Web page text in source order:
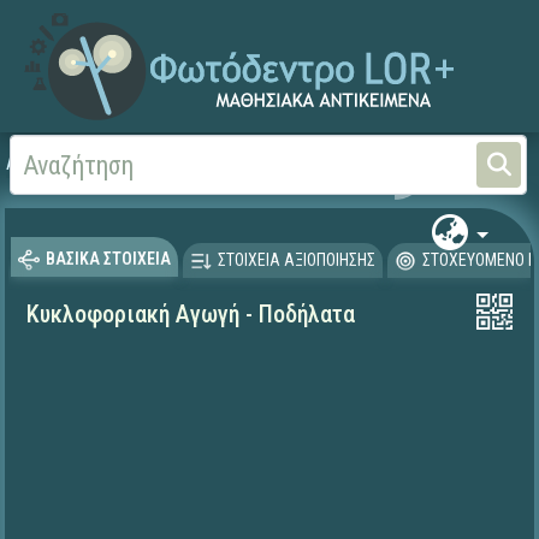
Αρχική
ΒΑΣΙΚΑ ΣΤΟΙΧΕΙΑ ΣΤΟΙΧΕΙΑ ΑΞΙΟΠΟΙΗΣΗΣ ΣΤΟΧΕΥΟΜΕΝΟ
Κυκλοφοριακή Αγωγή - Ποδήλατα